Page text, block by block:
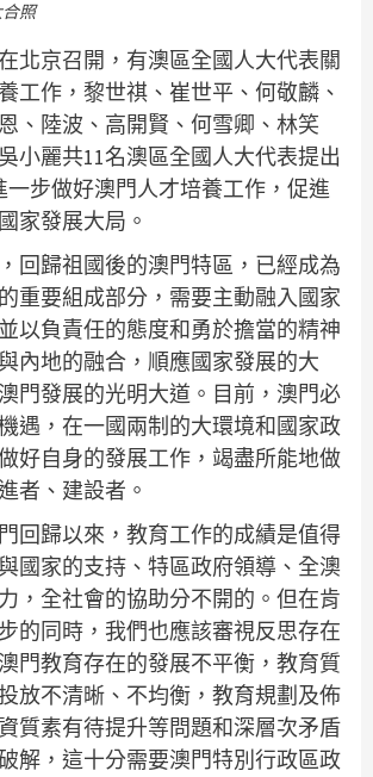
照
北京召開，有澳區全國人大代表關
工作，黎世祺、崔世平、何敬麟、
、陸波、高開賢、何雪卿、林笑
小麗共11名澳區全國人大代表提出
一步做好澳門人才培養工作，促進
家發展大局。
回歸祖國後的澳門特區，已經成為
重要組成部分，需要主動融入國家
以負責任的態度和勇於擔當的精神
內地的融合，順應國家發展的大
門發展的光明大道。目前，澳門必
遇，在一國兩制的大環境和國家政
好自身的發展工作，竭盡所能地做
者、建設者。
回歸以來，教育工作的成績是值得
國家的支持、特區政府領導、全澳
，全社會的協助分不開的。但在肯
的同時，我們也應該審視反思存在
門教育存在的發展不平衡，教育質
放不清晰、不均衡，教育規劃及佈
質素有待提升等問題和深層次矛盾
解，這十分需要澳門特別行政區政